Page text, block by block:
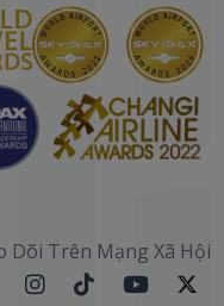
Dõi Trên Mạng Xã Hội